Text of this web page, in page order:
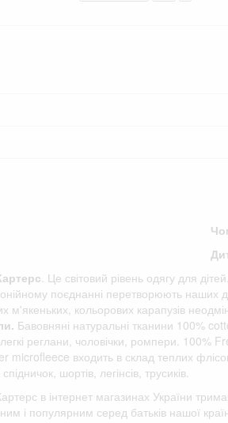
. Це світовий рівень одягу для
поєднанні перетворюють наших
м'якеньких, кольорових карапузів
Бавовняні натуральні тканини 100%
реглани, чоловічки, ромпери. 100%
microfleece входить в склад теплих
шортів, легінсів, трусиків.
в інтернет магазинах України
і популярним серед батьків нашої